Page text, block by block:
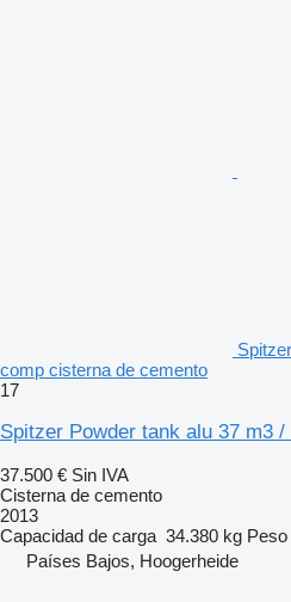
comp cisterna de cemento
17
Spitzer Powder tank alu 37 m3 /
37.500 € Sin IVA
Cisterna de cemento
2013
Capacidad de carga 34.380 kg
Países Bajos, Hoogerheide